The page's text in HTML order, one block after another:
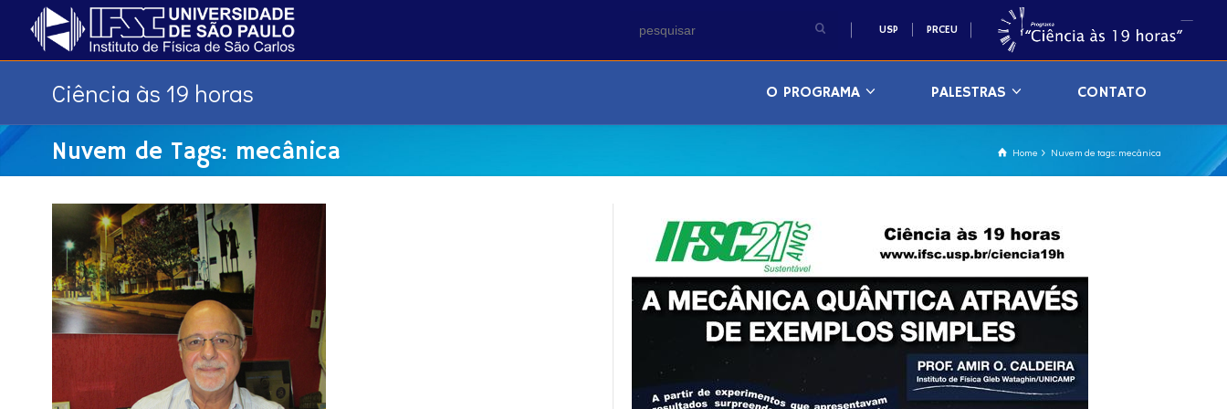
USP PRCEU
Ciência às 19 horas O PROGRAMA PALESTRAS CONTATO
Home Nuvem de tags: mecânica
Nuvem de Tags: mecânica